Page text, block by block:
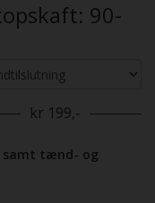
90-
kr 199,-
samt tænd- og